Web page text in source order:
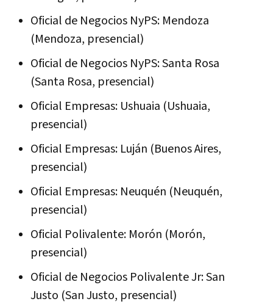
Oficial de Negocios NyPS: Mendoza
(Mendoza, presencial)
Oficial de Negocios NyPS: Santa Rosa
(Santa Rosa, presencial)
Oficial Empresas: Ushuaia (Ushuaia,
presencial)
Oficial Empresas: Luján (Buenos Aires,
presencial)
Oficial Empresas: Neuquén (Neuquén,
presencial)
Oficial Polivalente: Morón (Morón,
presencial)
Oficial de Negocios Polivalente Jr: San
Justo (San Justo, presencial)